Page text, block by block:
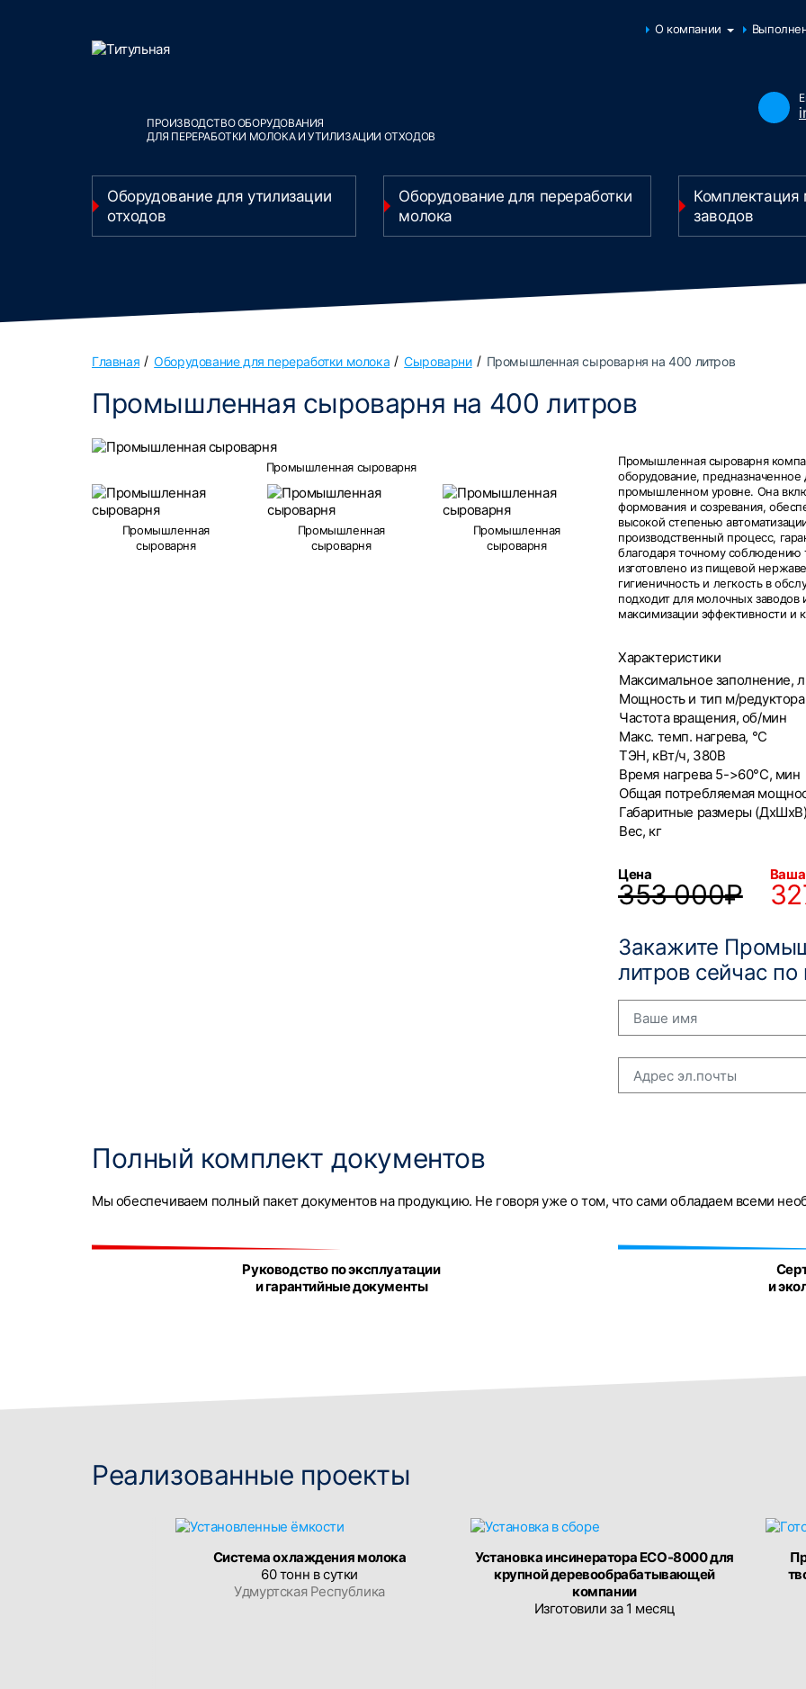
О компании
ПРОИЗВОДСТВО ОБОРУДОВАНИЯ
ДЛЯ ПЕРЕРАБОТКИ МОЛОКА И УТИЛИЗАЦИИ ОТХОДОВ
Оборудование для утилизации
отходов
Оборудование для переработки
молока
Комплектация
заводов
Главная Оборудование для переработки молока Сыроварни Промышленная сыроварня на 400 литров
Промышленная сыроварня на 400 литров
Промышленная сыроварня
Промышленная
сыроварня
Промышленная
сыроварня
Промышленная
сыроварня
Промышленная сыроварня
оборудование,
промышленном уровне. Она
формования и созревания,
высокой степенью
производственный процесс,
благодаря точному соблюдению
изготовлено из пищевой
гигиеничность и легкость в
подходит для молочных
максимизации эффективности и
Характеристики
Максимальное заполнение, л
Мощность и тип м/
Частота вращения, об/мин
Макс. темп. нагрева, °С
ТЭН, кВт/ч, 380В
Время нагрева 5->60°С, мин
Общая потребляемая
Габаритные размеры
Вес, кг
Цена
353 000₽
Ваша
Закажите
литров сейчас
Полный комплект документов
Мы обеспечиваем полный пакет документов на продукцию. Не говоря уже о том, что сами обладаем всеми
Руководство по эксплуатации
и гарантийные документы
и
Реализованные проекты
Система охлаждения молока
60 тонн в сутки
Удмуртская Республика
Установка инсинератора ECO-8000 для
крупной деревообрабатывающей
компании
Изготовили за 1 месяц